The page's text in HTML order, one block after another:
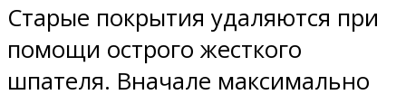
Старые покрытия удаляются при
помощи острого жесткого
шпателя. Вначале максимально